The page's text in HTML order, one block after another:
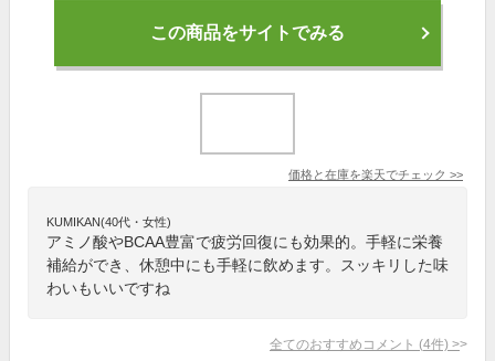
この商品をサイトでみる
価格と在庫を楽天でチェック >>
KUMIKAN(40代・女性)
アミノ酸やBCAA豊富で疲労回復にも効果的。手軽に栄養
補給ができ、休憩中にも手軽に飲めます。スッキリした味
わいもいいですね
全てのおすすめコメント (4件) >